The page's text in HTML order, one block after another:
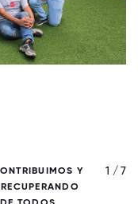
Y
1 / 7